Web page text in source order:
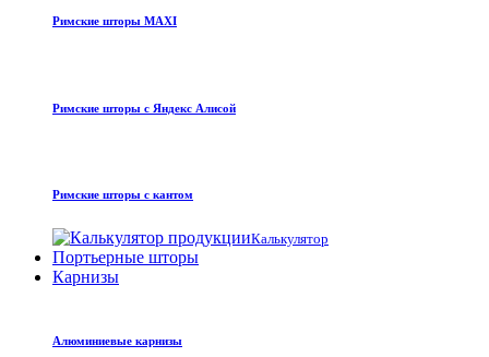
Римские шторы MAXI
Римские шторы с Яндекс Алисой
Римские шторы с кантом
Калькулятор
Портьерные шторы
Карнизы
Алюминиевые карнизы